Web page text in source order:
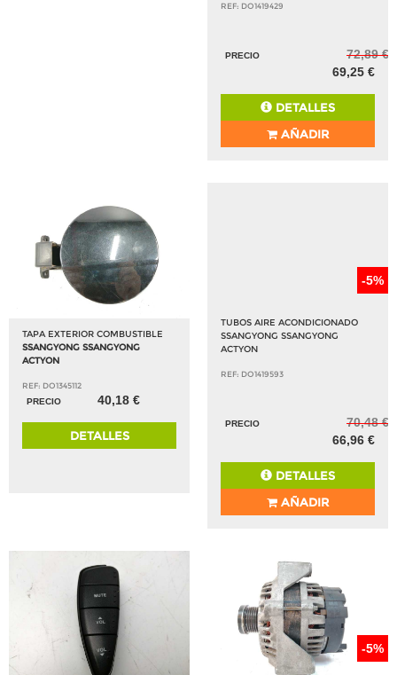
REF: DO1419429
PRECIO
72,89 €
69,25 €
DETALLES
AÑADIR
TAPA EXTERIOR COMBUSTIBLE
SSANGYONG SSANGYONG
ACTYON
REF: DO1345112
PRECIO
40,18 €
DETALLES
-5%
TUBOS AIRE ACONDICIONADO
SSANGYONG SSANGYONG
ACTYON
REF: DO1419593
PRECIO
70,48 €
66,96 €
DETALLES
AÑADIR
-5%